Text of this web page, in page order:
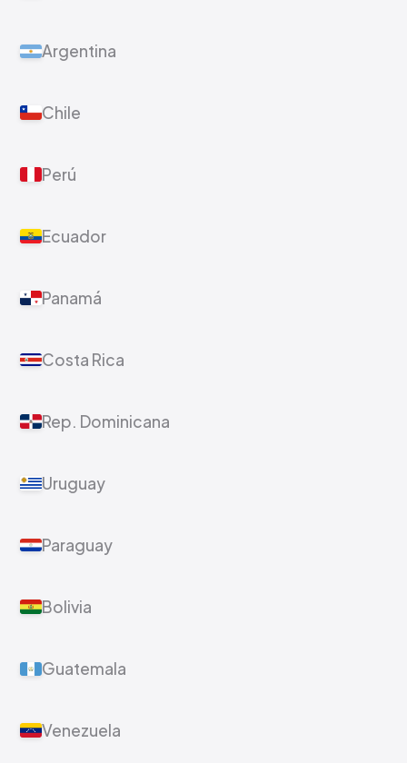
Argentina
Chile
Perú
Ecuador
Panamá
Costa Rica
Rep. Dominicana
Uruguay
Paraguay
Bolivia
Guatemala
Venezuela